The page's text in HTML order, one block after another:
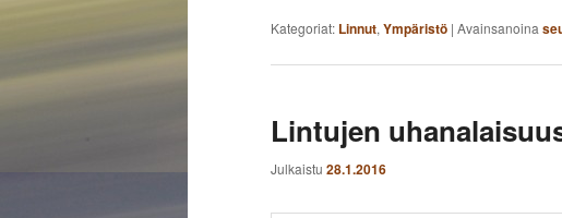
Kategoriat: Linnut, Ympäristö | Avainsanoina
Lintujen
Julkaistu 28.1.2016